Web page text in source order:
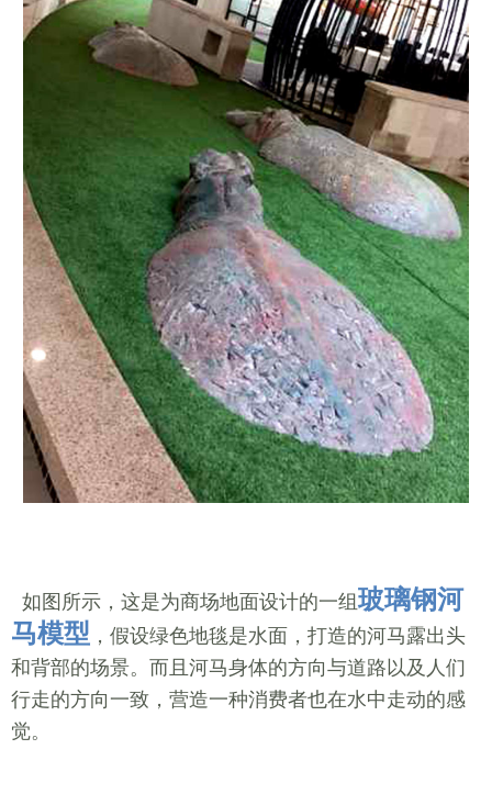
如图所示，这是为商场地面设计的一组玻璃钢河
马模型 ，假设绿色地毯是水面，打造的河马露出头
和背部的场景。而且河马身体的方向与道路以及人们
行走的方向一致，营造一种消费者也在水中走动的感
觉。